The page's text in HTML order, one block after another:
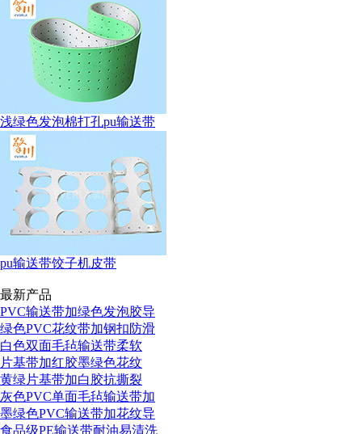
浅绿色发泡棉打孔pu输送带
pu输送带饺子机皮带
最新产品
PVC输送带加绿色发泡胶导
绿色PVC花纹带加钢扣防滑
白色双面毛毡输送带柔软
片基带加红胶墨绿色花纹
黄绿片基带加白胶抗撕裂
灰色PVC单面毛毡输送带加
墨绿色PVC输送带加花纹导
食品级PE输送带耐油易清洗